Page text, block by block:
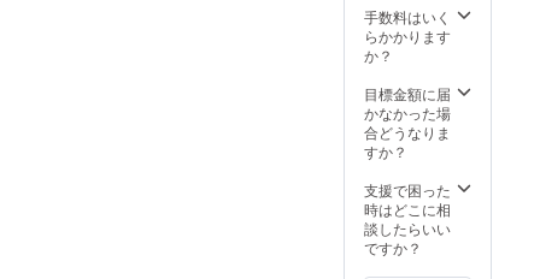
手数料はいく
らかかります
か？
目標金額に届
かなかった場
合どうなりま
すか？
支援で困った
時はどこに相
談したらいい
ですか？